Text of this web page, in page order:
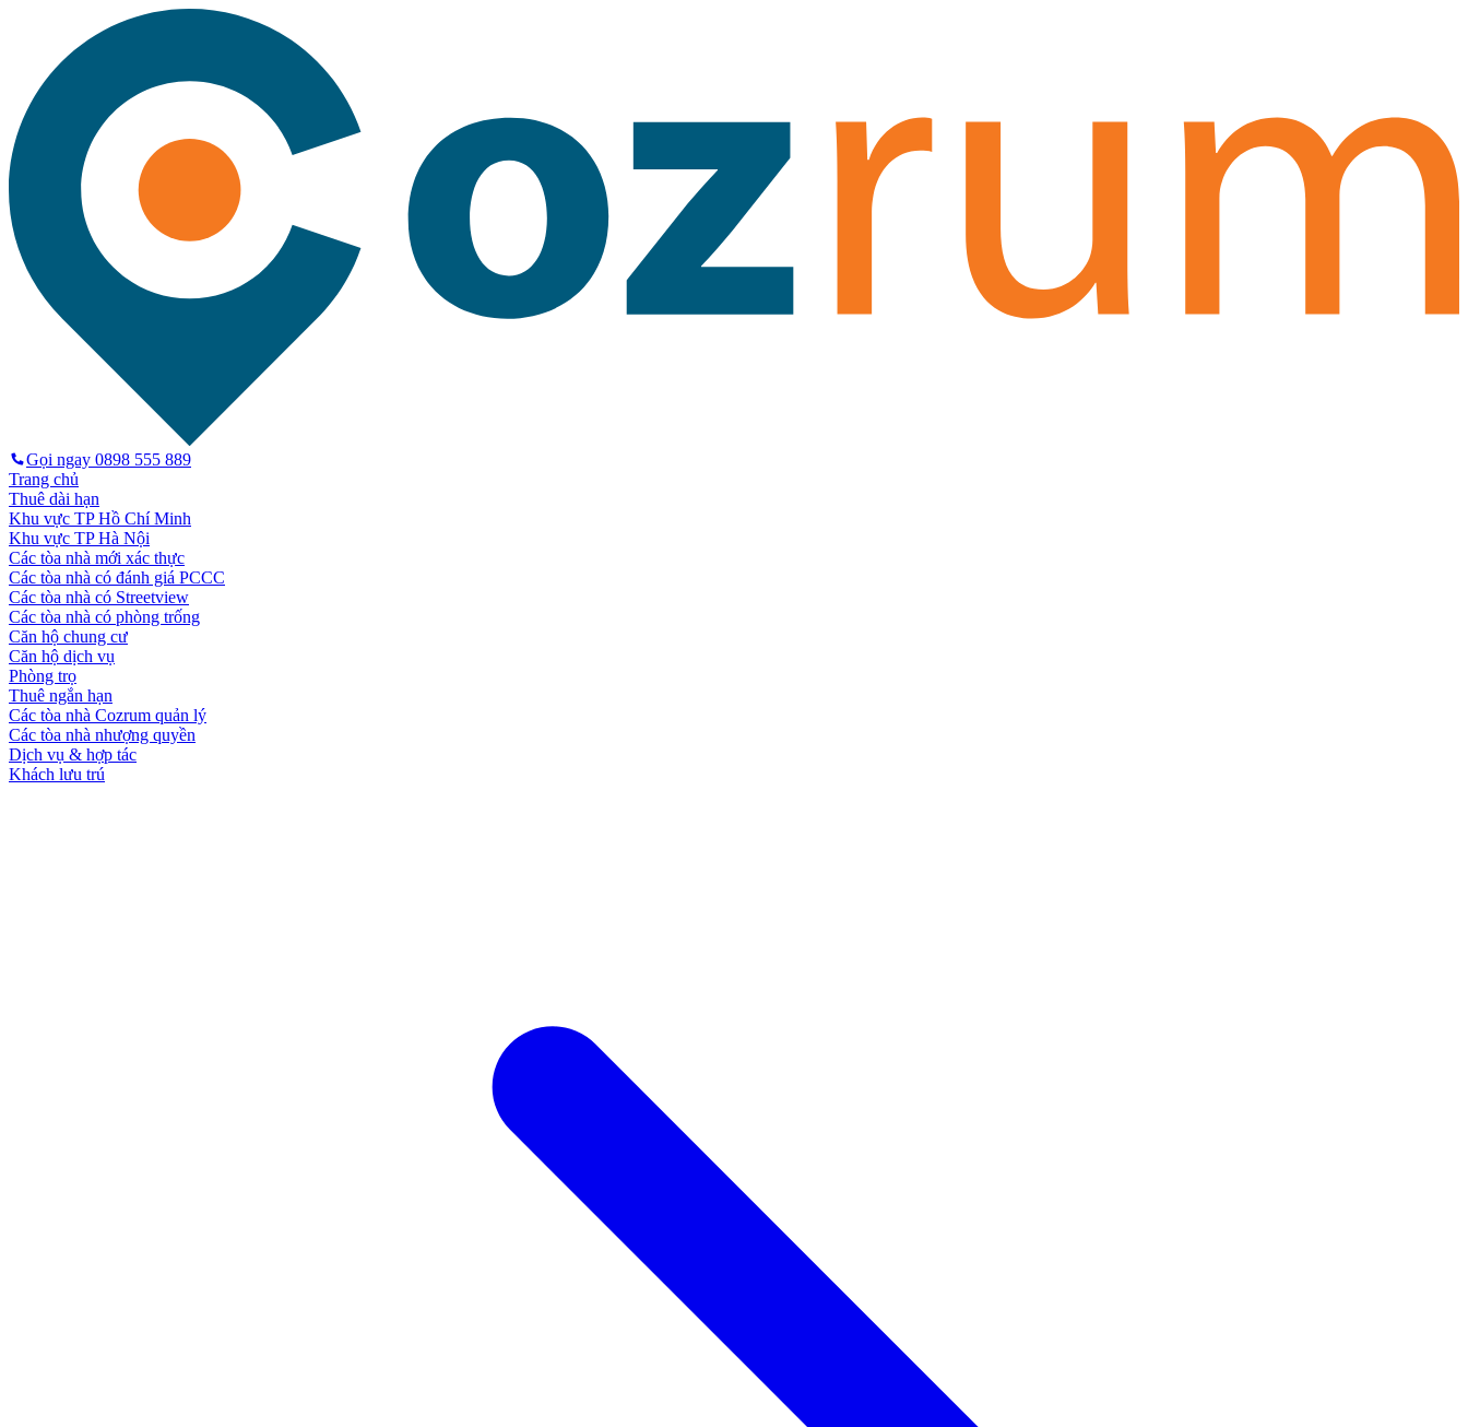
Gọi ngay 0898 555 889
Trang chủ
Thuê dài hạn
Khu vực TP Hồ Chí Minh
Khu vực TP Hà Nội
Các tòa nhà mới xác thực
Các tòa nhà có đánh giá PCCC
Các tòa nhà có Streetview
Các tòa nhà có phòng trống
Căn hộ chung cư
Căn hộ dịch vụ
Phòng trọ
Thuê ngắn hạn
Các tòa nhà Cozrum quản lý
Các tòa nhà nhượng quyền
Dịch vụ & hợp tác
Khách lưu trú